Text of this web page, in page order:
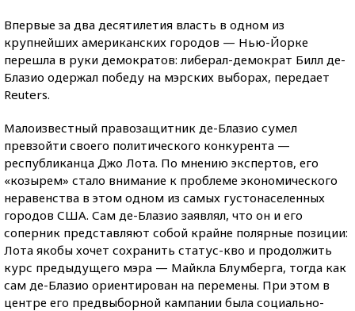
Впервые за два десятилетия власть в одном из
крупнейших американских городов — Нью-Йорке
перешла в руки демократов: либерал-демократ Билл де-
Блазио одержал победу на мэрских выборах, передает
Reuters.
Малоизвестный правозащитник де-Блазио сумел
превзойти своего политического конкурента —
республиканца Джо Лота. По мнению экспертов, его
«козырем» стало внимание к проблеме экономического
неравенства в этом одном из самых густонаселенных
городов США. Сам де-Блазио заявлял, что он и его
соперник представляют собой крайне полярные позиции:
Лота якобы хочет сохранить статус-кво и продолжить
курс предыдущего мэра — Майкла Блумберга, тогда как
сам де-Блазио ориентирован на перемены. При этом в
центре его предвыборной кампании была социально-